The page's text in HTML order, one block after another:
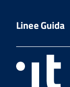
Linee Guida